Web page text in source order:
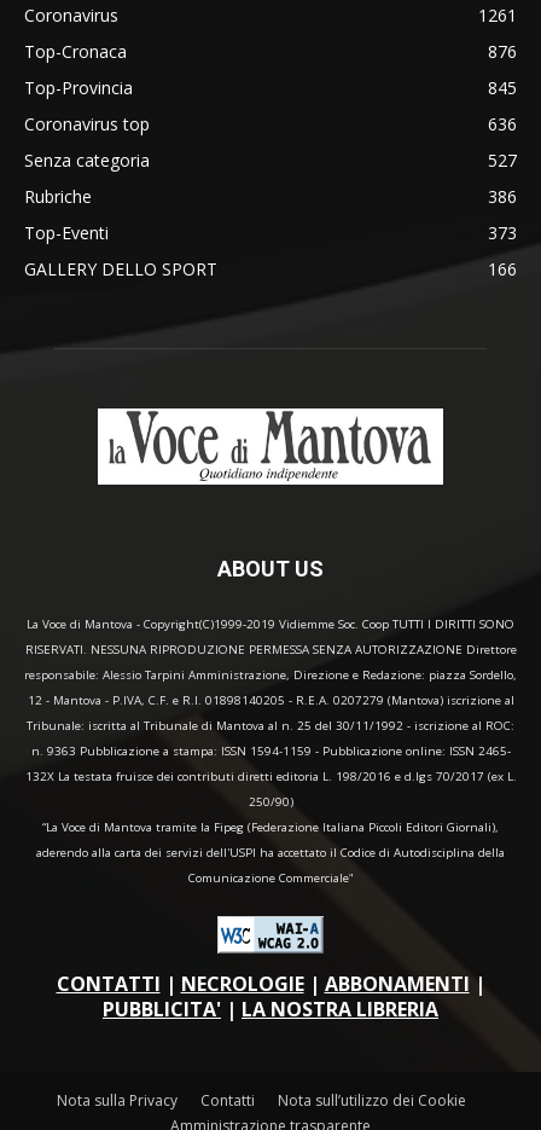
Coronavirus
1261
Top-Cronaca
876
Top-Provincia
845
Coronavirus top
636
Senza categoria
527
Rubriche
386
Top-Eventi
373
GALLERY DELLO SPORT
166
ABOUT US
La Voce di Mantova - Copyright(C)1999-2019 Vidiemme Soc. Coop TUTTI I DIRITTI SONO
RISERVATI. NESSUNA RIPRODUZIONE PERMESSA SENZA AUTORIZZAZIONE Direttore
responsabile: Alessio Tarpini Amministrazione, Direzione e Redazione: piazza Sordello,
12 - Mantova - P.IVA, C.F. e R.I. 01898140205 - R.E.A. 0207279 (Mantova) iscrizione al
Tribunale: iscritta al Tribunale di Mantova al n. 25 del 30/11/1992 - iscrizione al ROC:
n. 9363 Pubblicazione a stampa: ISSN 1594-1159 - Pubblicazione online: ISSN 2465-
132X La testata fruisce dei contributi diretti editoria L. 198/2016 e d.lgs 70/2017 (ex L.
250/90)
“La Voce di Mantova tramite la Fipeg (Federazione Italiana Piccoli Editori Giornali),
aderendo alla carta dei servizi dell'USPI ha accettato il Codice di Autodisciplina della
Comunicazione Commerciale"
CONTATTI | NECROLOGIE| ABBONAMENTI |
PUBBLICITA' | LA NOSTRA LIBRERIA
Nota sulla Privacy Contatti
Nota sull’utilizzo dei Cookie